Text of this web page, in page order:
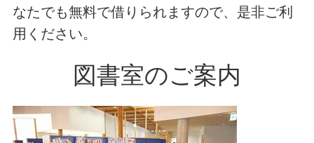
なたでも無料で借りられますので、是非ご利
用ください。
図書室のご案内